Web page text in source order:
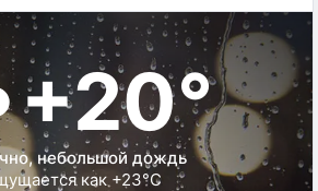
+20°
небольшой дождь
как +23°C